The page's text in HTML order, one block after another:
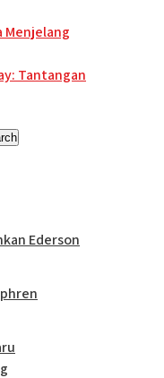
Menjelang
Tantangan
Ederson